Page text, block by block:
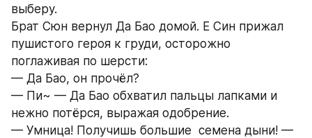
выберу.
Брат Сюн вернул Да Бао домой. Е Син прижал
пушистого героя к груди, осторожно
поглаживая по шерсти:
— Да Бао, он прочёл?
— Пи~ — Да Бао обхватил пальцы лапками и
нежно потёрся, выражая одобрение.
— Умница! Получишь большие  семена дыни! —